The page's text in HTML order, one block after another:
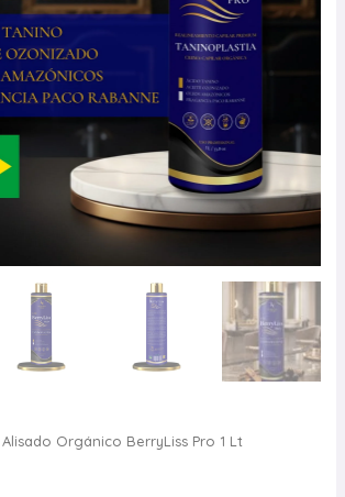
Orgánico BerryLiss Pro 1 Lt